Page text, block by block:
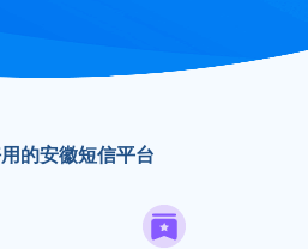
的安徽短信平台